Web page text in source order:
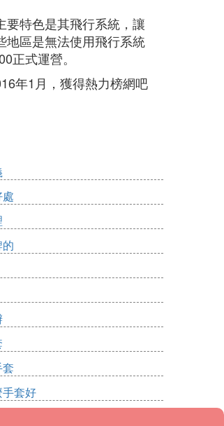
要特色是其飛行系統，讓
地區是無法使用飛行系統
正式運營。
年1月，獲得熱力榜網吧
套好